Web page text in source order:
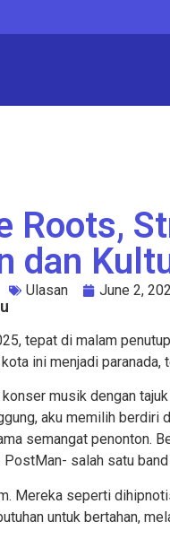
Roots,
dan
Ulasan June 2,
tepat di malam
ini menjadi
konser musik dengan
aku memilih
semangat penonton.
PostMan- salah satu
Mereka seperti
untuk bertahan,